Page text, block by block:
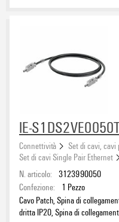
IE-
Connettività
Set di cavi, cavi
Set di cavi Single Pair Ethernet
N. articolo: 3123990050
Confezione:
1 Pezzo
Cavo Patch, Spina di
dritta IP20, Spina di